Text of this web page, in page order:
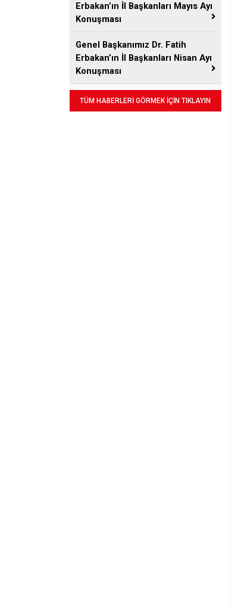
Erbakan’ın İl Başkanları Mayıs Ayı
Konuşması
Genel Başkanımız Dr. Fatih
Erbakan’ın İl Başkanları Nisan Ayı
Konuşması
TÜM HABERLERİ GÖRMEK İÇİN TIKLAYIN